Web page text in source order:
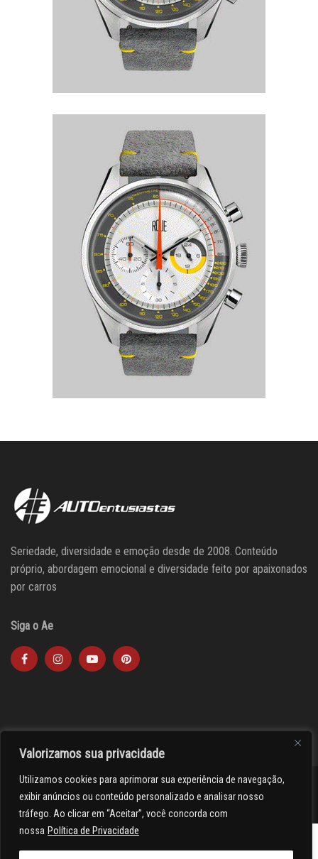
Valorizamos sua privacidade
Utilizamos cookies para aprimorar sua experiência de navegação,
exibir anúncios ou conteúdo personalizado e analisar nosso
tráfego. Ao clicar em “Aceitar”, você concorda com
nossa Política de Privacidade
Seriedade, diversidade e emoção desde de 2008. Conteúdo
próprio, abordagem emocional e diversidade feito por apaixonados
por carros
Siga o Ae
><(((º> 17